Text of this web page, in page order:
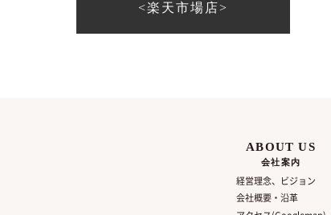
<楽天市場店>
ABOUT US
会社案内
経営理念、ビジョン
会社概要・沿革